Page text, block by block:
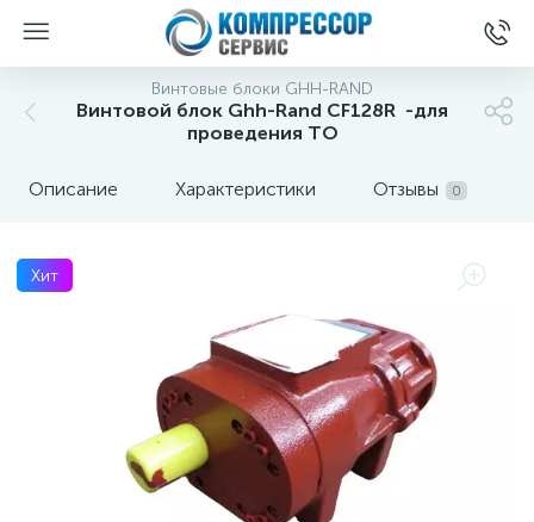
Винтовые блоки GHH-RAND
Винтовой блок Ghh-Rand CF128R -для
проведения ТО
Описание Характеристики Отзывы 0
Хит